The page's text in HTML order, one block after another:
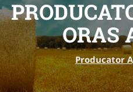
ORAS
Producator